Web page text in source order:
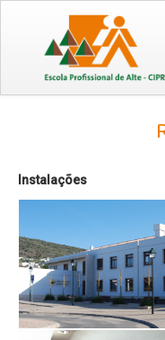
Técnico/a Comercial
CEF - Operador de
EPA / EPCG
Origem da Escola
Recursos
Instalações